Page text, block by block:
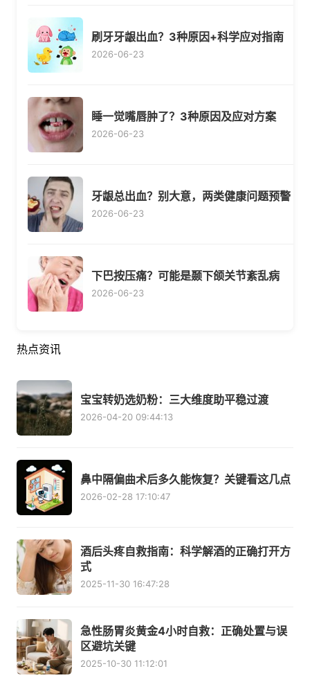
刷牙牙龈出血？3种原因+科学应对指南
2026-06-23
睡一觉嘴唇肿了？3种原因及应对方案
2026-06-23
牙龈总出血？别大意，两类健康问题预警
2026-06-23
下巴按压痛？可能是颞下颌关节紊乱病
2026-06-23
热点资讯
宝宝转奶选奶粉：三大维度助平稳过渡
2026-04-20 09:44:13
鼻中隔偏曲术后多久能恢复？关键看这几点
2026-02-28 17:10:47
酒后头疼自救指南：科学解酒的正确打开方
式
2025-11-30 16:47:28
急性肠胃炎黄金4小时自救：正确处置与误
区避坑关键
2025-10-30 11:12:01